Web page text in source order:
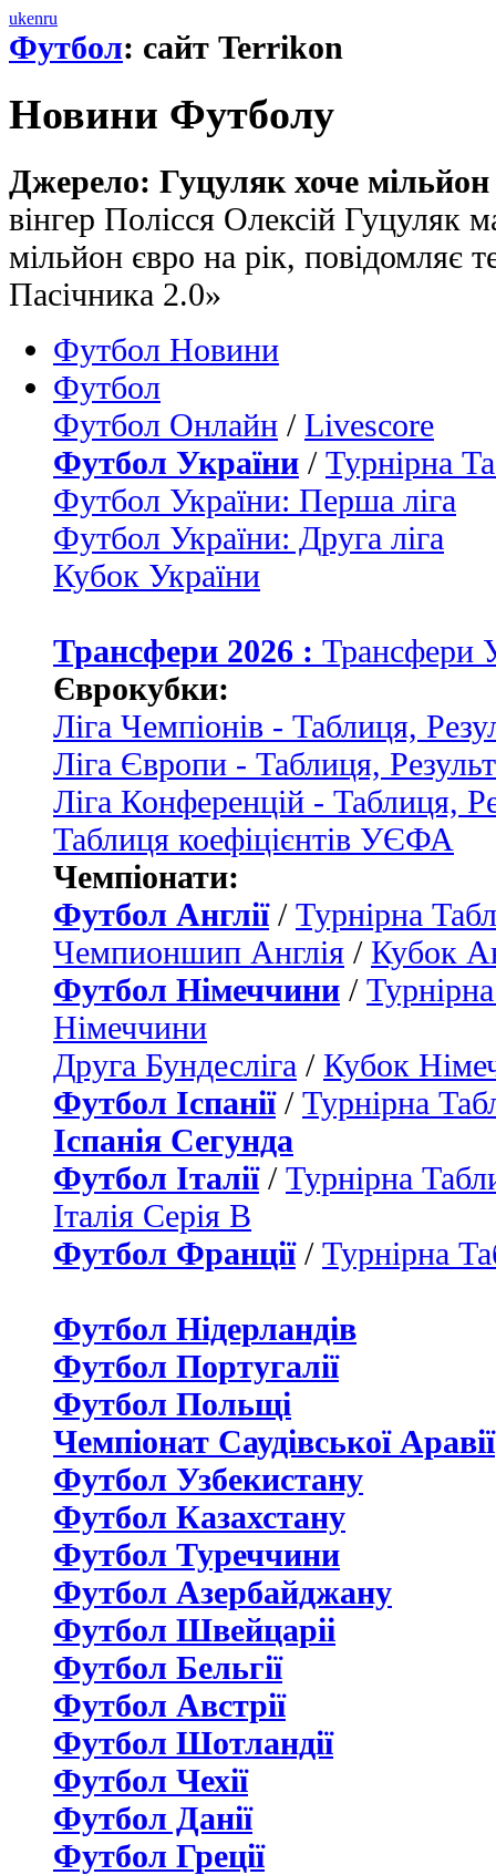
ukenru
Футбол: сайт Terrikon
Новини Футболу
Джерело: Гуцуляк хоче мільйон
вінгер Полісся Олексій Гуцуляк
мільйон євро на рік, повідомляє
Пасічника 2.0»
Футбол Новини
Футбол
Футбол Онлайн / Livescore
Футбол України / Турнірна
Футбол України: Перша ліга
Футбол України: Друга ліга
Кубок України
Трансфери 2026 : Трансфери
Єврокубки:
Ліга Чемпіонів - Таблиця,
Ліга Європи - Таблиця,
Ліга Конференцій - Таблиця,
Таблиця коефіцієнтів УЄФА
Чемпіонати:
Футбол Англії/ Турнірна
Чемпионшип Англія / Кубок
Футбол Німеччини /
Німеччини
Друга Бундесліга / Кубок
Футбол Іспанії/ Турнірна
Іспанія Сегунда
Футбол Італії/ Турнірна
Італія Серія B
Футбол Франції/ Турнірна
Футбол Нідерландiв
Футбол Португалії
Футбол Польщі
Чемпіонат Саудівської Аравії
Футбол Узбекистану
Футбол Казахстану
Футбол Туреччини
Футбол Азербайджану
Футбол Швейцаріі
Футбол Бельгії
Футбол Австрії
Футбол Шотландії
Футбол Чехії
Футбол Данії
Футбол Греції